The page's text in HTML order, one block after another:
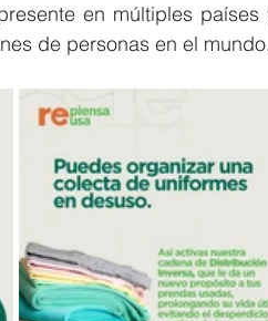
en múltiples
de personas en el